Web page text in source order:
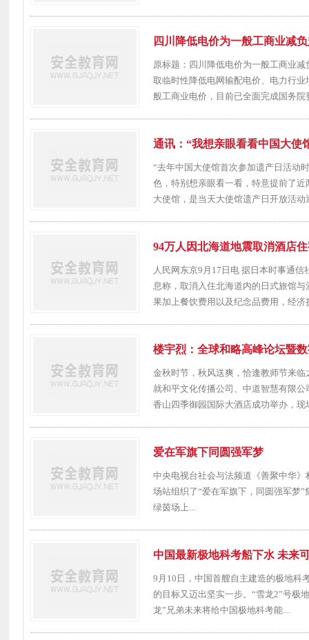
四川降低电价为一般工商业减
原标题：四川降低电价为一般工商业
取临时性降低电网输配电价、电力行
般工商业电价，目前已全面完成国务院
通讯：“我想亲眼看看中国大
“去年中国大使馆首次参加遗产日活动
色，特别想亲眼看一看，特意提前了
大使馆，是当天大使馆遗产日开放活动
94万人因北海道地震取消酒店
人民网东京9月17日电 据日本时事通
息称，取消入住北海道内的日式旅馆
果加上餐饮费用以及纪念品费用，经济
楼宇烈：全球和略高峰论坛暨
金秋时节，秋风送爽，恰逢教师节来
就和平文化传播公司、中道智慧有限
香山四季御园国际大酒店成功举办，现
爱在军旗下同圆强军梦
中央电视台社会与法频道《善聚中华
场站组织了“爱在军旗下，同圆强军梦
绿茵场上...
中国最新极地科考船下水 未来
9月10日，中国首艘自主建造的极地科
的目标又迈出坚实一步。“雪龙2”号极
龙”兄弟未来将给中国极地科考能...